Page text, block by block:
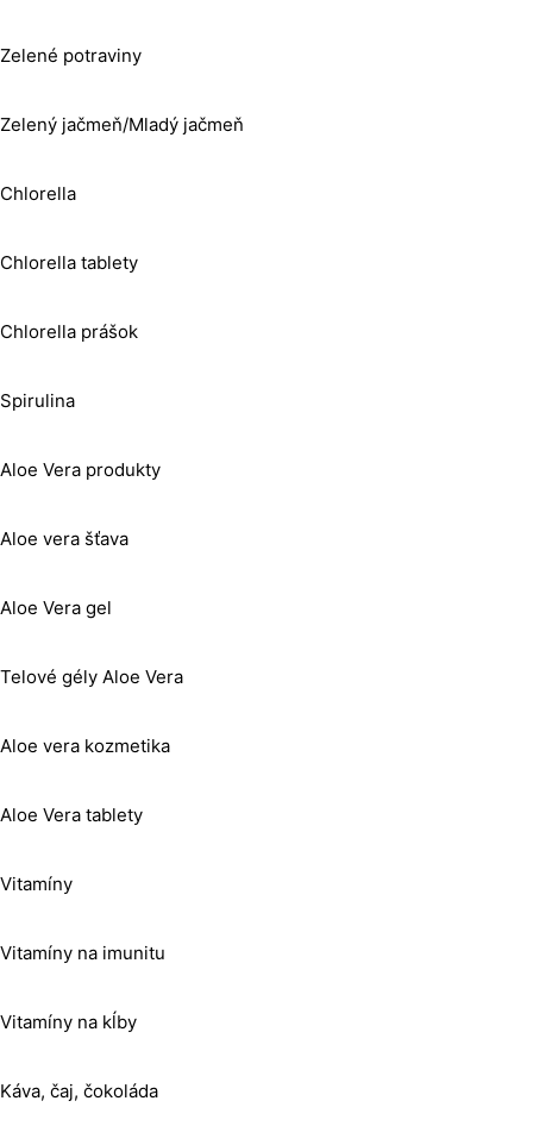
Zelené potraviny
Zelený jačmeň/Mladý jačmeň
Chlorella
Chlorella tablety
Chlorella prášok
Spirulina
Aloe Vera produkty
Aloe vera šťava
Aloe Vera gel
Telové gély Aloe Vera
Aloe vera kozmetika
Aloe Vera tablety
Vitamíny
Vitamíny na imunitu
Vitamíny na kĺby
Káva, čaj, čokoláda